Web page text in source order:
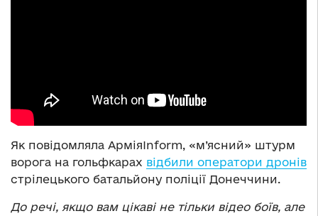
Як повідомляла АрміяInform, «м’ясний» штурм
ворога на гольфкарах відбили оператори дронів
стрілецького батальйону поліції Донеччини.
До речі, якщо вам цікаві не тільки відео боїв, але